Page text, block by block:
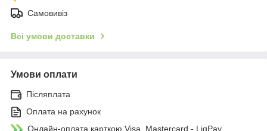
Самовивіз
Всі умови доставки
Умови оплати
Післяплата
Оплата на рахунок
Онлайн-оплата карткою Visa, Mastercard - LiqPay